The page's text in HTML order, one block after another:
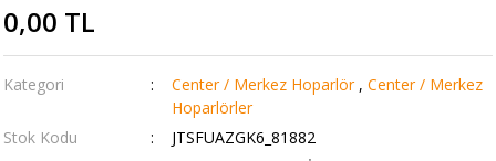
0,00 TL
Kategori Center / Merkez Hoparlör , Center / Merkez
Hoparlörler
Stok Kodu
JTSFUAZGK6_81882